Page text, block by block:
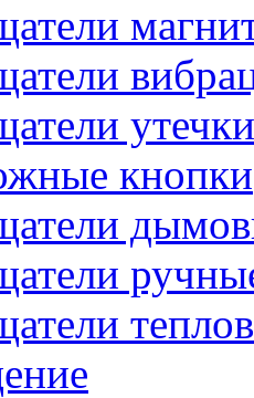
утечки
кнопки